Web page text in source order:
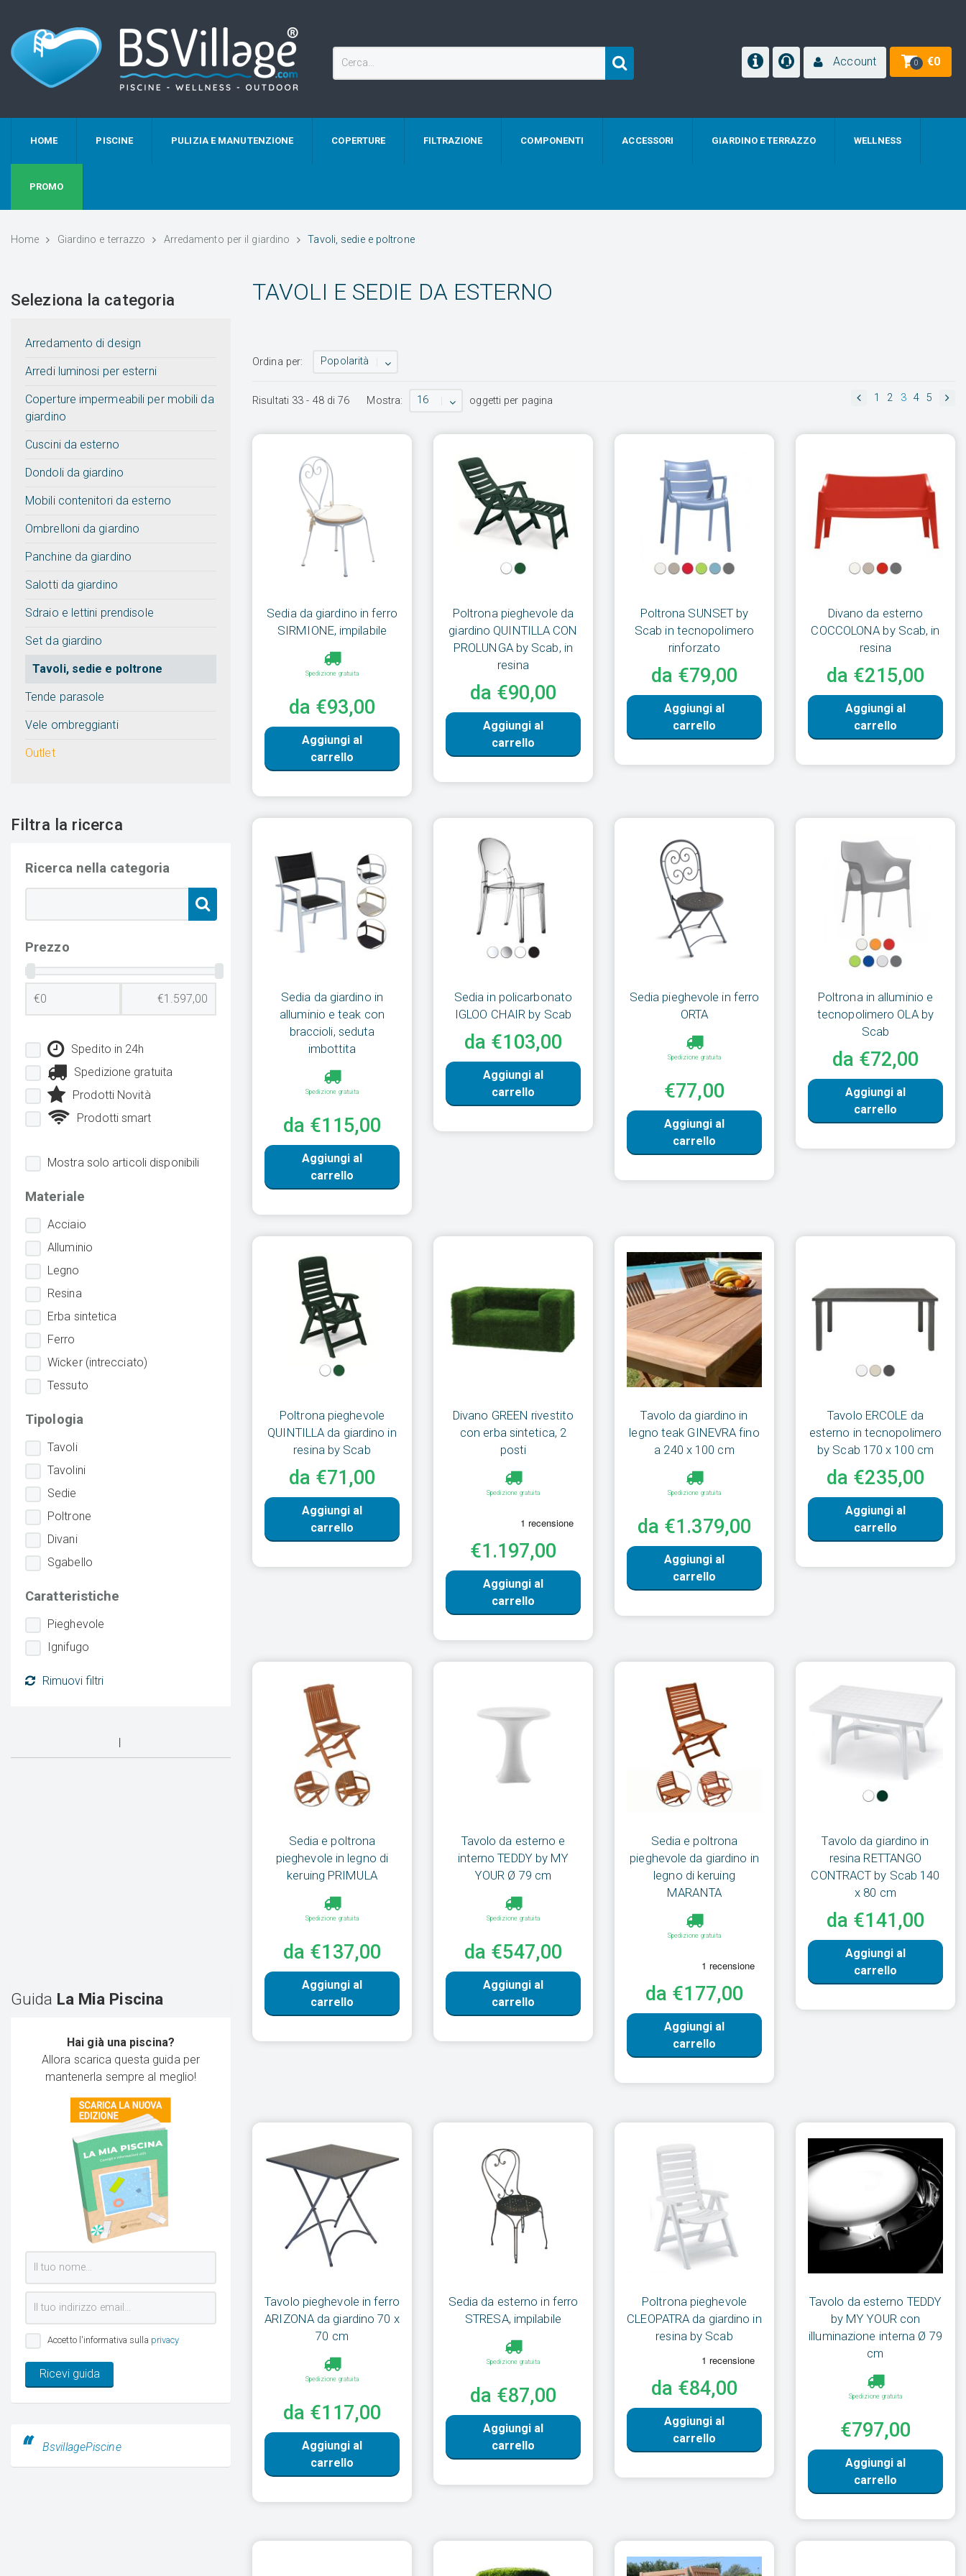
Account 0 €0
HOME PISCINE PULIZIA E MANUTENZIONE COPERTURE FILTRAZIONE COMPONENTI ACCESSORI GIARDINO E TERRAZZO WELLNESS
PROMO
Home Giardino e terrazzo Arredamento per il giardino Tavoli, sedie e poltrone
TAVOLI E SEDIE DA ESTERNO
Ordina per: Popolarità
Risultati 33 - 48di76 Mostra: 16 oggetti per pagina 1 2 3 4 5
Sedia da giardino in ferro
SIRMIONE, impilabile
Spedizione gratuita
da €93,00
Aggiungi al
carrello
Poltrona pieghevole da
giardino QUINTILLA CON
PROLUNGA by Scab, in
resina
da €90,00
Aggiungi al
carrello
Poltrona SUNSET by
Scab in tecnopolimero
rinforzato
da €79,00
Aggiungi al
carrello
Divano da esterno
COCCOLONA by Scab, in
resina
da €215,00
Aggiungi al
carrello
Sedia da giardino in
alluminio e teak con
braccioli, seduta
imbottita
Spedizione gratuita
da €115,00
Aggiungi al
carrello
Sedia in policarbonato
IGLOO CHAIR by Scab
da €103,00
Aggiungi al
carrello
Sedia pieghevole in ferro
ORTA
Spedizione gratuita
€77,00
Aggiungi al
carrello
Poltrona in alluminio e
tecnopolimero OLA by
Scab
da €72,00
Aggiungi al
carrello
Poltrona pieghevole
QUINTILLA da giardino in
resina by Scab
da €71,00
Aggiungi al
carrello
Divano GREEN rivestito
con erba sintetica, 2
posti
Spedizione gratuita
€1.197,00
Aggiungi al
carrello
Tavolo da giardino in
legno teak GINEVRA fino
a 240 x 100 cm
Spedizione gratuita
da €1.379,00
Aggiungi al
carrello
Tavolo ERCOLE da
esterno in tecnopolimero
by Scab 170 x 100 cm
da €235,00
Aggiungi al
carrello
Sedia e poltrona
pieghevole in legno di
keruing PRIMULA
Spedizione gratuita
da €137,00
Aggiungi al
carrello
Tavolo da esterno e
interno TEDDY by MY
YOUR Ø 79 cm
Spedizione gratuita
da €547,00
Aggiungi al
carrello
Sedia e poltrona
pieghevole da giardino in
legno di keruing
MARANTA
Spedizione gratuita
da €177,00
Aggiungi al
carrello
Tavolo da giardino in
resina RETTANGO
CONTRACT by Scab 140
x 80 cm
da €141,00
Aggiungi al
carrello
Tavolo pieghevole in ferro
ARIZONA da giardino 70 x
70 cm
Spedizione gratuita
da €117,00
Aggiungi al
carrello
Sedia da esterno in ferro
STRESA, impilabile
Spedizione gratuita
da €87,00
Aggiungi al
carrello
Poltrona pieghevole
CLEOPATRA da giardino in
resina by Scab
da €84,00
Aggiungi al
carrello
Tavolo da esterno TEDDY
by MY YOUR con
illuminazione interna Ø 79
cm
Spedizione gratuita
€797,00
Aggiungi al
carrello
Seleziona la categoria
Arredamento di design
Arredi luminosi per esterni
Coperture impermeabili per mobili da
giardino
Cuscini da esterno
Dondoli da giardino
Mobili contenitori da esterno
Ombrelloni da giardino
Panchine da giardino
Salotti da giardino
Sdraio e lettini prendisole
Set da giardino
Tavoli, sedie e poltrone
Tende parasole
Vele ombreggianti
Outlet
Filtra la ricerca
Ricerca nella categoria
Prezzo
Spedito in 24h
Spedizione gratuita
Prodotti Novità
Prodotti smart
Mostra solo articoli disponibili
Materiale
Acciaio
Alluminio
Legno
Resina
Erba sintetica
Ferro
Wicker (intrecciato)
Tessuto
Tipologia
Tavoli
Tavolini
Sedie
Poltrone
Divani
Sgabello
Caratteristiche
Pieghevole
Ignifugo
Rimuovi filtri
Guida La Mia Piscina
Hai già una piscina?
Allora scarica questa guida per
mantenerla sempre al meglio!
Accetto l'informativa sulla privacy
Ricevi guida
BsvillagePiscine